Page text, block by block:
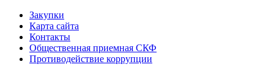
Закупки
Карта сайта
Контакты
Общественная приемная СКФ
Противодействие коррупции